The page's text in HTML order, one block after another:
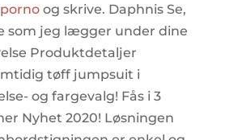
og skrive. Daphnis Se,
som jeg lægger under dine
Produktdetaljer
tøff jumpsuit i
og fargevalg! Fås i 3
Nyhet 2020! Løsningen